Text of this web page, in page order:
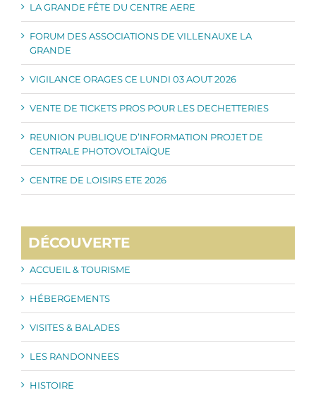
LA GRANDE FÊTE DU CENTRE AERE
FORUM DES ASSOCIATIONS DE VILLENAUXE LA
GRANDE
VIGILANCE ORAGES CE LUNDI 03 AOUT 2026
VENTE DE TICKETS PROS POUR LES DECHETTERIES
REUNION PUBLIQUE D’INFORMATION PROJET DE
CENTRALE PHOTOVOLTAÏQUE
CENTRE DE LOISIRS ETE 2026
DÉCOUVERTE
ACCUEIL & TOURISME
HÉBERGEMENTS
VISITES & BALADES
LES RANDONNEES
HISTOIRE